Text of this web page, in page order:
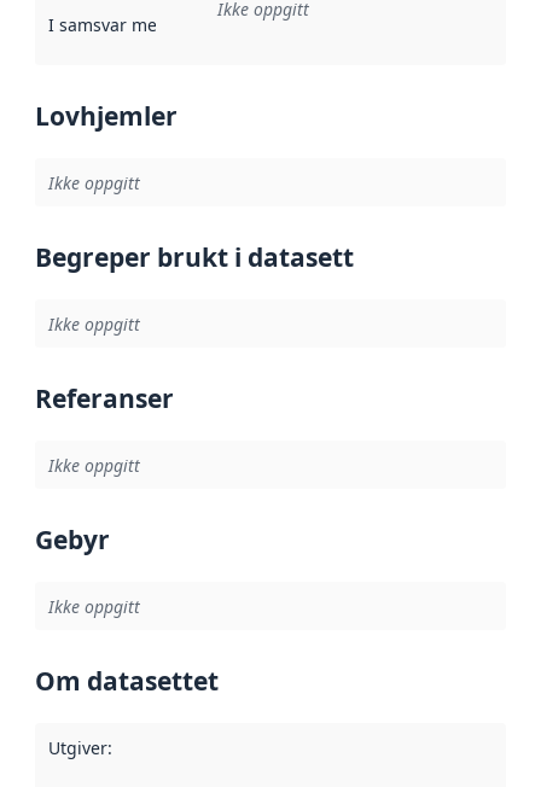
I samsvar med Referanse til en implementasjonsregel
Ikke oppgitt
Lovhjemler
Ikke oppgitt
Begreper brukt i datasett
Ikke oppgitt
Referanser
Ikke oppgitt
Gebyr
Ikke oppgitt
Om datasettet
Utgiver: